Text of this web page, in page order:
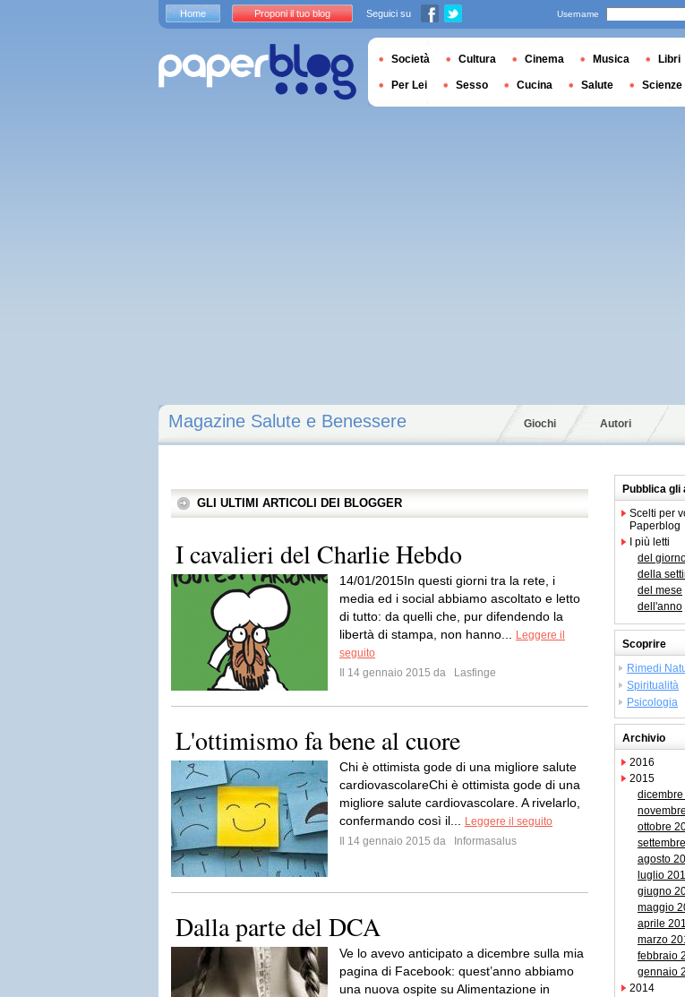
Magazine Salute e Benessere Giochi Autori
GLI ULTIMI ARTICOLI DEI BLOGGER
I cavalieri del Charlie Hebdo
14/01/2015In questi giorni tra la rete, i
media ed i social abbiamo ascoltato e letto
di tutto: da quelli che, pur difendendo la
libertà di stampa, non hanno...
Leggere il
seguito
Il 14 gennaio 2015 da
Lasfinge
L'ottimismo fa bene al cuore
Chi è ottimista gode di una migliore salute
cardiovascolareChi è ottimista gode di una
migliore salute cardiovascolare. A rivelarlo,
confermando così il...
Leggere il seguito
Il 14 gennaio 2015 da
Informasalus
Dalla parte del DCA
Ve lo avevo anticipato a dicembre sulla mia
pagina di Facebook: quest’anno abbiamo
una nuova ospite su Alimentazione in
Pubblica gli
Scelti per
Paperblog
I più letti
del
della
del mese
dell'anno
Scoprire
Rimedi
Spiritualità
Psicologia
Archivio
2016
2015
ottobre
agosto
luglio
giugno
maggio
aprile
marzo
febbraio
gennaio
2014
Home Proponi il tuo blog Seguici su Username
Società Cultura Cinema Musica Libri
Per Lei Sesso Cucina Salute Scienze